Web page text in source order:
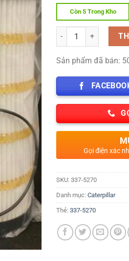
Còn 5 Trong Kho
Số lượng
Sản phẩm đã bán:
Gọi điện xác
SKU:337-5270
Danh mục:Caterpillar
Thẻ:337-5270